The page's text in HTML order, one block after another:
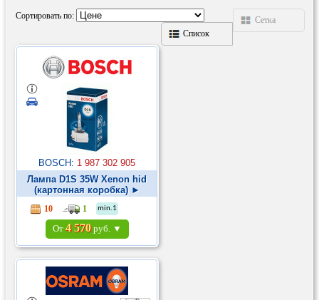
Сортировать по:
Сетка
Список
BOSCH: 1 987 302 905
Лампа D1S 35W Xenon hid
(картонная коробка) ►
10 1 min.1
От 4 570руб. ▼